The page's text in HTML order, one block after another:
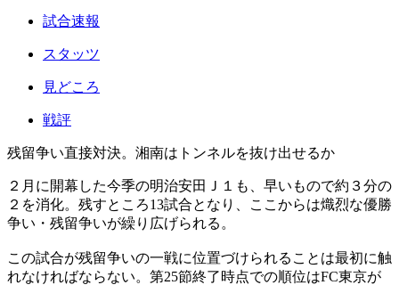
試合速報
スタッツ
見どころ
戦評
残留争い直接対決。湘南はトンネルを抜け出せるか
２月に開幕した今季の明治安田Ｊ１も、早いもので約３分の
２を消化。残すところ13試合となり、ここからは熾烈な優勝
争い・残留争いが繰り広げられる。
この試合が残留争いの一戦に位置づけられることは最初に触
れなければならない。第25節終了時点での順位はFC東京が